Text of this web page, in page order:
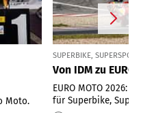
Moto.
SUPERBIKE,
Von IDM zu EURO
EURO MOTO 2026:
für Superbike,